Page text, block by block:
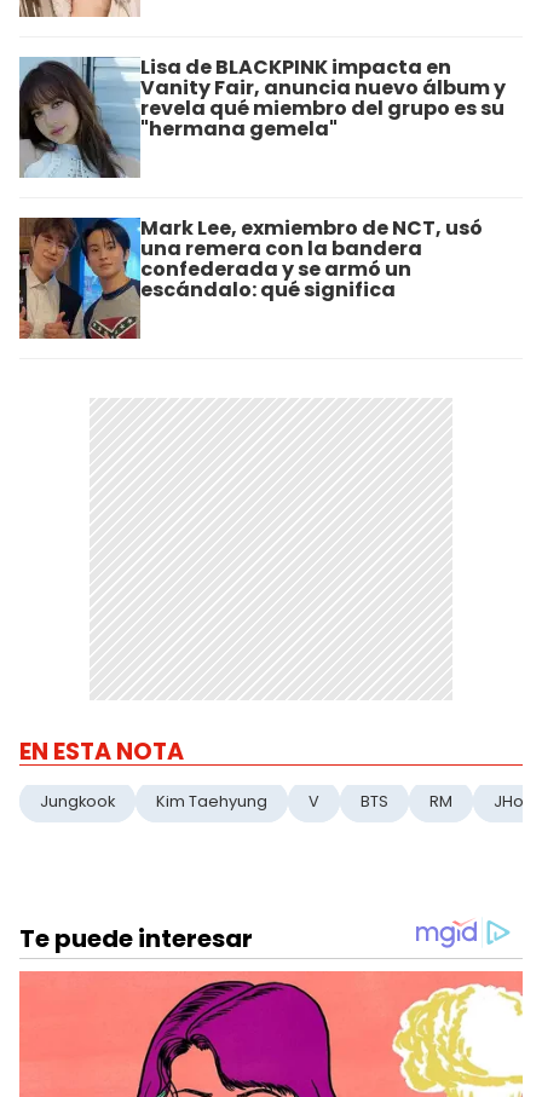
Lisa de BLACKPINK impacta en
Vanity Fair, anuncia nuevo álbum y
revela qué miembro del grupo es su
"hermana gemela"
Mark Lee, exmiembro de NCT, usó
una remera con la bandera
confederada y se armó un
escándalo: qué significa
EN ESTA NOTA
Jungkook Kim Taehyung V BTS RM